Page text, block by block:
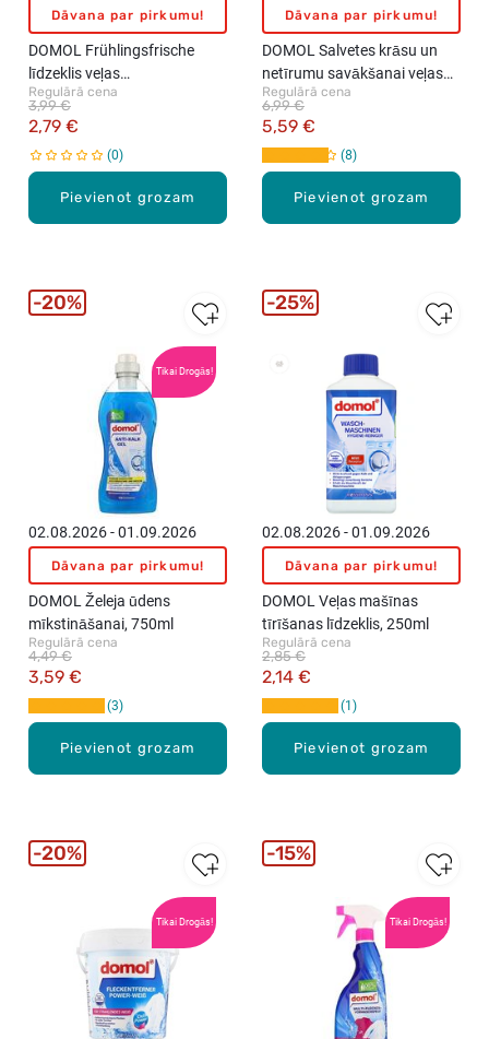
Pievienot grozam
Dāvana par pirkumu!
DOMOL Frühlingsfrische
līdzeklis veļas
aromatizēšanai, 250ml
Regulārā cena
2,79 €
3,99 €
0
Pievienot grozam
Dāvana par pirkumu!
DOMOL Salvetes krāsu un
netīrumu savākšanai veļas
mazgāšanas laikā, 50gab.
Regulārā cena
5,59 €
6,99 €
8
Tikai Drogās!
Pievienot grozam
02.08.2026 - 01.09.2026
Dāvana par pirkumu!
DOMOL Želeja ūdens
mīkstināšanai, 750ml
Regulārā cena
3,59 €
4,49 €
3
20%
Pievienot grozam
02.08.2026 - 01.09.2026
Dāvana par pirkumu!
DOMOL Veļas mašīnas
tīrīšanas līdzeklis, 250ml
Regulārā cena
2,14 €
2,85 €
1
25%
Tikai Drogās!
20%
Tikai Drogās!
15%